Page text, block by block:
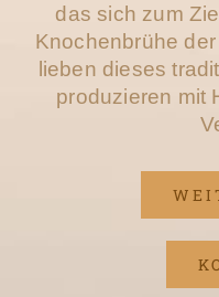
das sich zum
Knochenbrühe
lieben dieses
produzieren mit